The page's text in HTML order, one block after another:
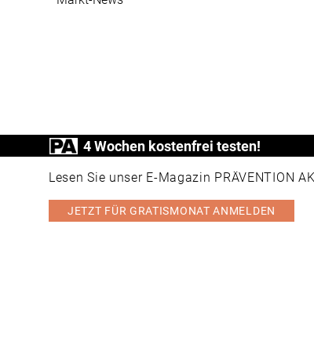
4 Wochen kostenfrei testen!
Lesen Sie unser E-Magazin PRÄVENTION
JETZT FÜR GRATISMONAT ANMELDEN